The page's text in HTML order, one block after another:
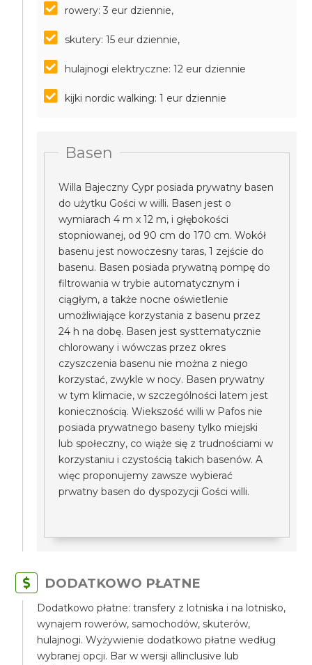
rowery: 3 eur dziennie,
skutery: 15 eur dziennie,
hulajnogi elektryczne: 12 eur dziennie
kijki nordic walking: 1 eur dziennie
Basen
Willa Bajeczny Cypr posiada prywatny basen
do użytku Gości w willi. Basen jest o
wymiarach 4 m x 12 m, i głębokości
stopniowanej, od 90 cm do 170 cm. Wokół
basenu jest nowoczesny taras, 1 zejście do
basenu. Basen posiada prywatną pompę do
filtrowania w trybie automatycznym i
ciągłym, a także nocne oświetlenie
umożliwiające korzystania z basenu przez
24 h na dobę. Basen jest systtematycznie
chlorowany i wówczas przez okres
czyszczenia basenu nie można z niego
korzystać, zwykle w nocy. Basen prywatny
w tym klimacie, w szczególności latem jest
koniecznością. Wiekszość willi w Pafos nie
posiada prywatnego baseny tylko miejski
lub społeczny, co wiąże się z trudnościami w
korzystaniu i czystością takich basenów. A
więc proponujemy zawsze wybierać
prwatny basen do dyspozycji Gości willi.
DODATKOWO PŁATNE
Dodatkowo płatne: transfery z lotniska i na lotnisko,
wynajem rowerów, samochodów, skuterów,
hulajnogi. Wyżywienie dodatkowo płatne według
wybranej opcji. Bar w wersji allinclusive lub